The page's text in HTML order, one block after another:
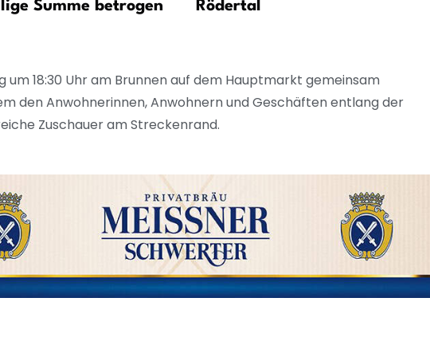
Summe betrogen
Rödertal
18:30 Uhr am Brunnen auf dem Hauptmarkt gemeinsam
den Anwohnerinnen, Anwohnern und Geschäften entlang der
Zuschauer am Streckenrand.